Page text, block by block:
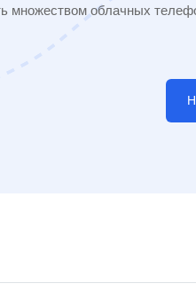
облачных